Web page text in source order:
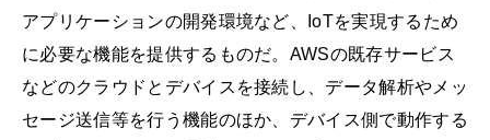
アプリケーションの開発環境など、IoTを実現するため
に必要な機能を提供するものだ。AWSの既存サービス
などのクラウドとデバイスを接続し、データ解析やメッ
セージ送信等を行う機能のほか、デバイス側で動作する